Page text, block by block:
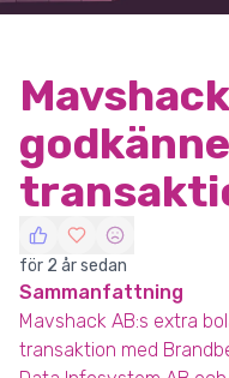
för 2 år sedan
Sammanfattning
Mavshack AB:s extra
transaktion med